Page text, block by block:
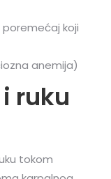
koji
anemija)
ruku
tokom